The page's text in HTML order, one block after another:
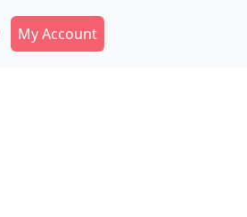
Secondary Menu
My Account